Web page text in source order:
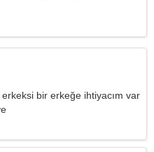
bir erkeğe ihtiyacım var